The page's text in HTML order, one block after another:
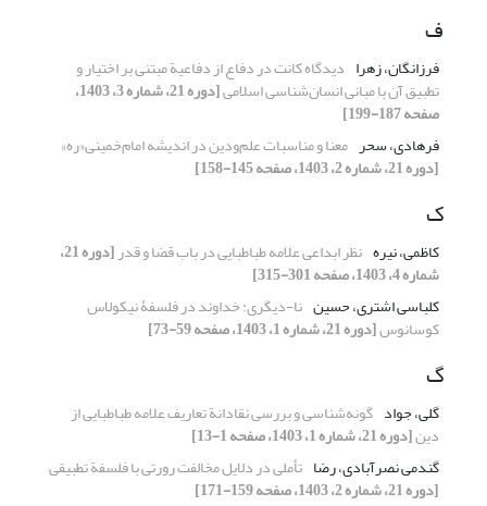
ف
فرزانگان، زهرا دیدگاه کانت در دفاع از دفاعیة مبتنی بر اختیار و
تطبیق آن با مبانی انسان‌شناسی اسلامی [دوره 21، شماره 3، 1403،
صفحه 187-199]
فرهادی، سحر معنا و مناسبات علم‌ودین در اندیشه امام‌خمینی«ره»
[دوره 21، شماره 2، 1403، صفحه 145-158]
ک
کاظمی، نیره نظر ابداعی علامه طباطبایی در باب قضا و قدر [دوره 21،
شماره 4، 1403، صفحه 301-315]
کلباسی اشتری، حسین نا-دیگری: خداوند در فلسفۀ نیکولاس
کوسانوس[دوره 21، شماره 1، 1403، صفحه 59-73]
گ
گلی، جواد گونه‌شناسی و بررسی نقادانة تعاریف علامه طباطبایی از
دین[دوره 21، شماره 1، 1403، صفحه 1-13]
گندمی نصرآبادی، رضا تأملی در دلایل مخالفت رورتی با فلسفة تطبیقی
[دوره 21، شماره 2، 1403، صفحه 159-171]